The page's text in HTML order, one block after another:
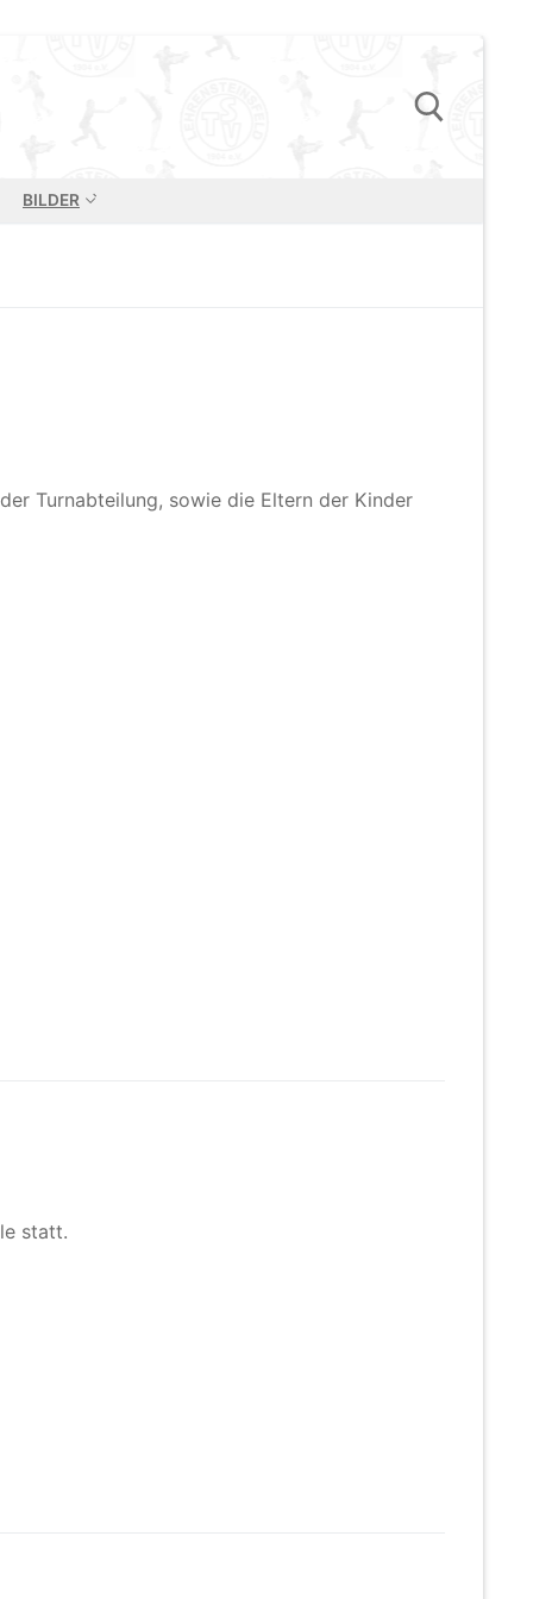
BILDER
Turnabteilung, sowie die Eltern der Kinder
statt.